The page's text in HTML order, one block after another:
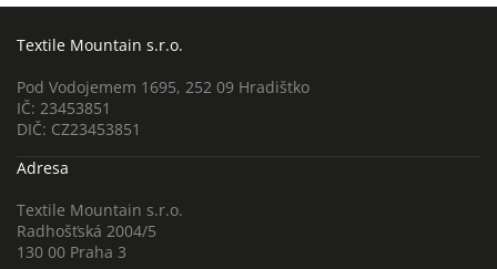
Textile Mountain s.r.o.
Pod Vodojemem 1695, 252 09 Hradištko
IČ: 23453851
DIČ: CZ23453851
Adresa
Textile Mountain s.r.o.
Radhošťská 2004/5
130 00 Praha 3